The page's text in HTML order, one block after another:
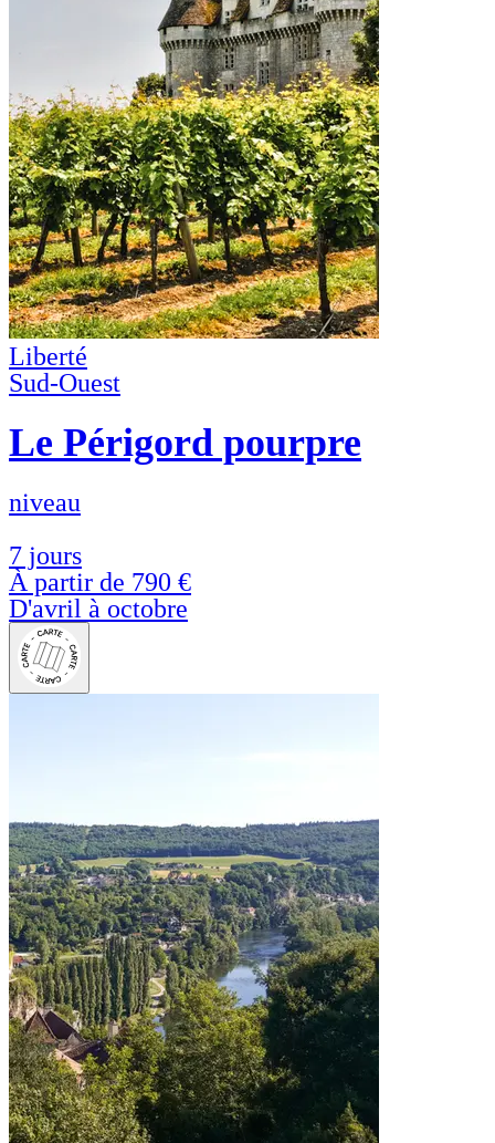
Liberté
Sud-Ouest
Le Périgord pourpre
niveau
7 jours
À partir de 790 €
D'avril à octobre